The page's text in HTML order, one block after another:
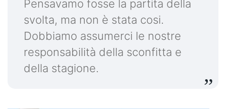
Pensavamo fosse la partita della
svolta, ma non è stata cosi.
Dobbiamo assumerci le nostre
responsabilità della sconfitta e
della stagione.